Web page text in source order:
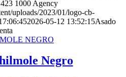
antes de
lo largo de la fibra.
lenta. En un tazón
423 1000 Agency
uploads/2023/01/logo-cb-
2026-05-12 13:52:15Asado
Negro